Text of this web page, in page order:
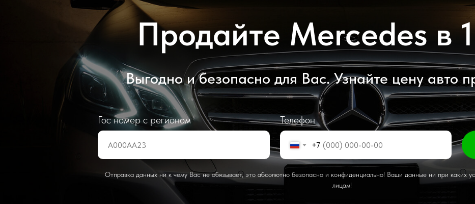
Продайтe Mercedes в
Выгодно и безопасно для Вас. Узнайте цену авто
Гос номер с регионом Телефон
+7
Отправка данных ни к чему Вас не обязывает, это абсолютно безопасно и конфиденциально! Ваши данные ни при каких
лицам!